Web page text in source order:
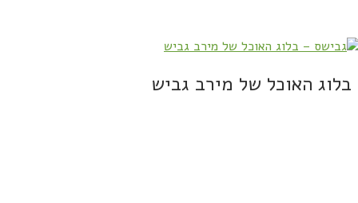
בלוג האוכל של מירב גביש